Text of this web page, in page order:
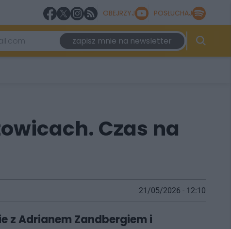
OBEJRZYJ POSŁUCHAJ
zapisz mnie na newsletter
Czas na
21/05/2026 - 12:10
z Adrianem Zandbergiem i